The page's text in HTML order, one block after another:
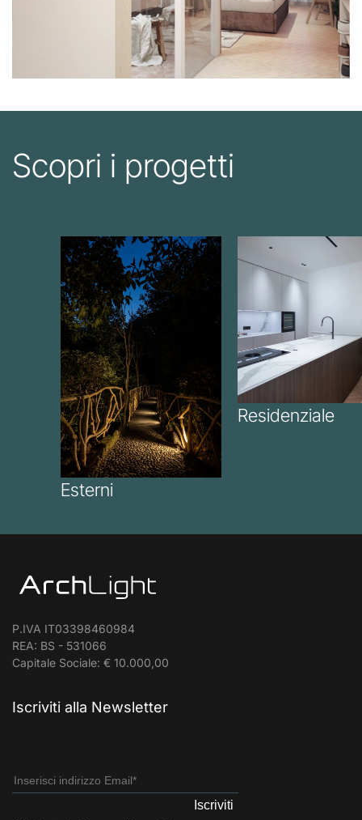
Scopri i progetti
Esterni
Residenziale
P.IVA IT03398460984
REA: BS - 531066
Capitale Sociale: € 10.000,00
Iscriviti alla Newsletter